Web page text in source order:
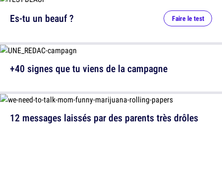
12 messages laissés par des parents très drôles
Es-tu un beauf ? Faire le test
+40 signes que tu viens de la campagne